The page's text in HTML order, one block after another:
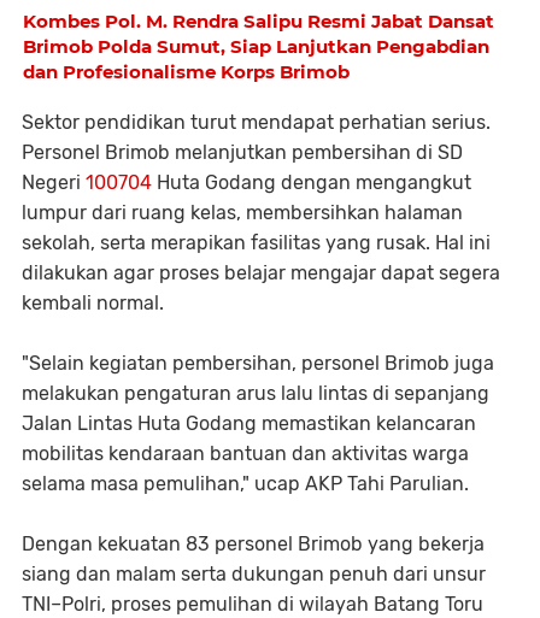
Kombes Pol. M. Rendra Salipu Resmi Jabat Dansat
Brimob Polda Sumut, Siap Lanjutkan Pengabdian
dan Profesionalisme Korps Brimob
Sektor pendidikan turut mendapat perhatian serius.
Personel Brimob melanjutkan pembersihan di SD
Negeri 100704 Huta Godang dengan mengangkut
lumpur dari ruang kelas, membersihkan halaman
sekolah, serta merapikan fasilitas yang rusak. Hal ini
dilakukan agar proses belajar mengajar dapat segera
kembali normal.
"Selain kegiatan pembersihan, personel Brimob juga
melakukan pengaturan arus lalu lintas di sepanjang
Jalan Lintas Huta Godang memastikan kelancaran
mobilitas kendaraan bantuan dan aktivitas warga
selama masa pemulihan," ucap AKP Tahi Parulian.
Dengan kekuatan 83 personel Brimob yang bekerja
siang dan malam serta dukungan penuh dari unsur
TNI–Polri, proses pemulihan di wilayah Batang Toru